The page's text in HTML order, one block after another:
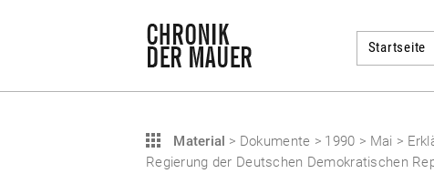
Startseite
Material > Dokumente > 1990 > Mai >
Regierung der Deutschen Demokratischen